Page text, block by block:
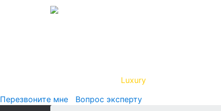
Luxury
Перезвоните мне
Вопрос эксперту